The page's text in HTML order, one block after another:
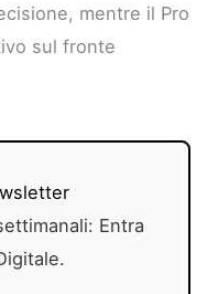
mentre il Pro
sul fronte
Entra